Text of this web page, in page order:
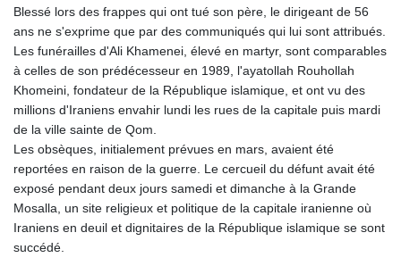
SAR 4.370455
SBD 9.325039
SCR 16.735107
SDG 694.263698
SEK 10.961095
SGD 1.477777
SOS 694.263682
SRD 43.778814
STD 23929.673396
STN 24.712399
SVC 10.11514
Blessé lors des frappes qui ont tué son père, le dirigeant de 56
ans ne s'exprime que par des communiqués qui lui sont attribués.
Les funérailles d'Ali Khamenei, élevé en martyr, sont comparables
à celles de son prédécesseur en 1989, l'ayatollah Rouhollah
Khomeini, fondateur de la République islamique, et ont vu des
millions d'Iraniens envahir lundi les rues de la capitale puis mardi
de la ville sainte de Qom.
Les obsèques, initialement prévues en mars, avaient été
reportées en raison de la guerre. Le cercueil du défunt avait été
exposé pendant deux jours samedi et dimanche à la Grande
Mosalla, un site religieux et politique de la capitale iranienne où
Iraniens en deuil et dignitaires de la République islamique se sont
succédé.